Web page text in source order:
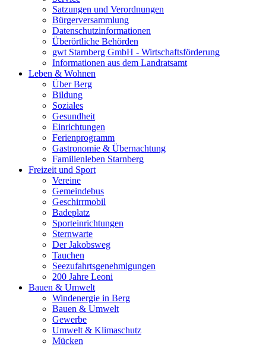
Satzungen und Verordnungen
Bürgerversammlung
Datenschutzinformationen
Überörtliche Behörden
gwt Starnberg GmbH - Wirtschaftsförderung
Informationen aus dem Landratsamt
Leben & Wohnen
Über Berg
Bildung
Soziales
Gesundheit
Einrichtungen
Ferienprogramm
Gastronomie & Übernachtung
Familienleben Starnberg
Freizeit und Sport
Vereine
Gemeindebus
Geschirrmobil
Badeplatz
Sporteinrichtungen
Sternwarte
Der Jakobsweg
Tauchen
Seezufahrtsgenehmigungen
200 Jahre Leoni
Bauen & Umwelt
Windenergie in Berg
Bauen & Umwelt
Gewerbe
Umwelt & Klimaschutz
Mücken